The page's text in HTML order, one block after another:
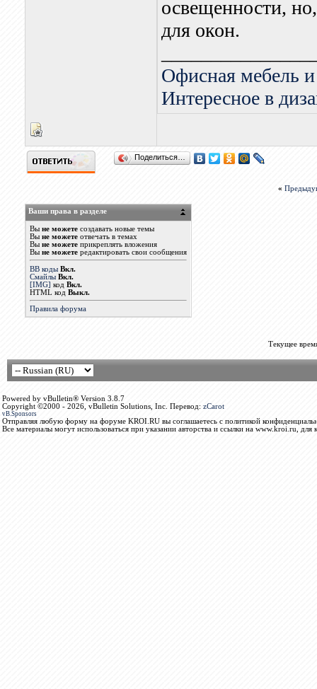
освещенности,
для окон.
Офисная мебель
Интересное в
Поделиться…
«
Ваши права в разделе
Вы не можетесоздавать новые темы
Вы не можетеотвечать в темах
Вы не можетеприкреплять вложения
Вы не можетередактировать свои сообщения
BB коды Вкл.
Смайлы Вкл.
[IMG] код Вкл.
HTML код Выкл.
Правила форума
Текущее
Powered by vBulletin® Version 3.8.7
Copyright ©2000 - 2026, vBulletin Solutions, Inc. Перевод: zCarot
vB.Sponsors
Отправляя любую форму на форуме KROI.RU вы соглашаетесь с политикой
Все материалы могут использоваться при указании авторства и ссылки на www.kroi.ru, для